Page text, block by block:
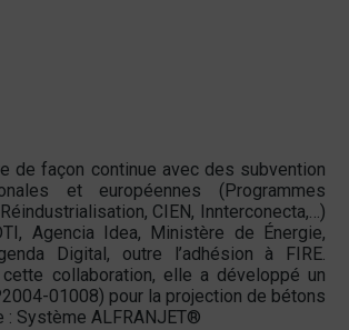
de façon continue avec des subvention
et européennes (Programmes
CIEN, Innterconecta,…)
Agencia Idea, Ministère de Énergie,
Digital, outre l’adhésion à FIRE.
collaboration, elle a développé un
01008) pour la projection de bétons
: Système ALFRANJET®